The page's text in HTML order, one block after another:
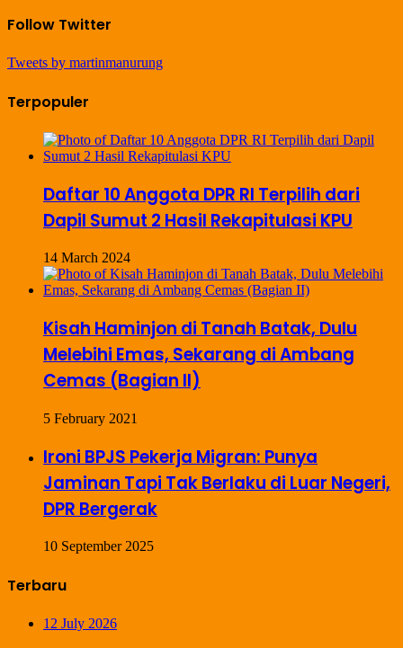
Follow Twitter
Tweets by martinmanurung
Terpopuler
Daftar 10 Anggota DPR RI Terpilih dari
Dapil Sumut 2 Hasil Rekapitulasi KPU
14 March 2024
Kisah Haminjon di Tanah Batak, Dulu
Melebihi Emas, Sekarang di Ambang
Cemas (Bagian II)
5 February 2021
Ironi BPJS Pekerja Migran: Punya
Jaminan Tapi Tak Berlaku di Luar Negeri,
DPR Bergerak
10 September 2025
Terbaru
12 July 2026